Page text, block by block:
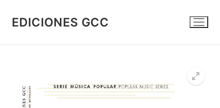
contenido
EDICIONES GCC